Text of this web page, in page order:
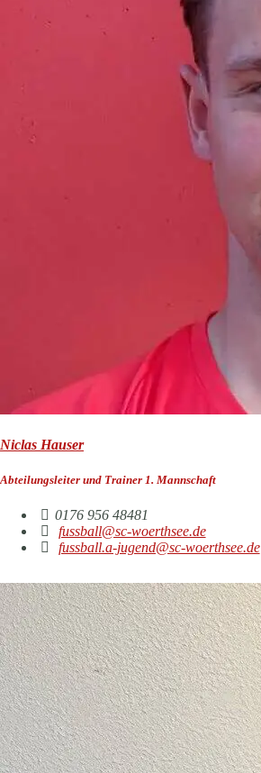
Niclas Hauser
Abteilungsleiter und Trainer 1. Mannschaft
0176 956 48481
fussball@sc-woerthsee.de
fussball.a-jugend@sc-woerthsee.de